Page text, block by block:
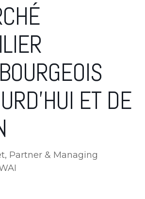
ET DE
Partner & Managing